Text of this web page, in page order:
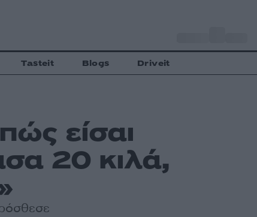
Tasteit Blogs Driveit
είσαι
20 κιλά,